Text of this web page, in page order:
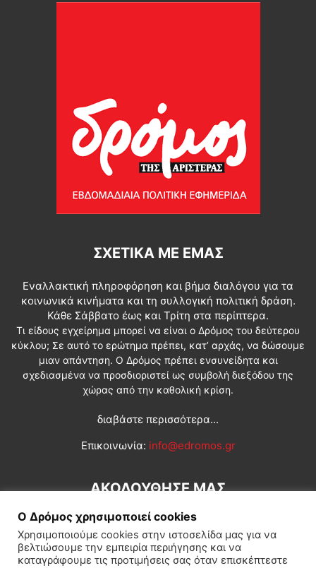
ΣΧΕΤΙΚΆ ΜΕ ΕΜΆΣ
Εναλλακτική πληροφόρηση και βήμα διαλόγου για τα
κοινωνικά κινήματα και τη συλλογική πολιτική δράση.
Κάθε Σάββατο έως και Τρίτη στα περίπτερα.
Τι είδους εγχείρημα μπορεί να είναι ο Δρόμος του δεύτερου
κύκλου; Σε αυτό το ερώτημα πρέπει, κατ’ αρχάς, να δώσουμε
μιαν απάντηση. Ο Δρόμος πρέπει ενσυνείδητα και
σχεδιασμένα να προσδιοριστεί ως συμβολή διεξόδου της
χώρας από την καθολική κρίση.
διαβάστε περισσότερα...
Επικοινωνία: info@edromos.gr
ΑΚΟΛΟΥΘΗΣΕ ΜΑΣ
Ο Δρόμος χρησιμοποιεί cookies
Χρησιμοποιούμε cookies στην ιστοσελίδα μας για να
βελτιώσουμε την εμπειρία περιήγησης και να
καταγράφουμε τις προτιμήσεις σας όταν επισκέπτεστε